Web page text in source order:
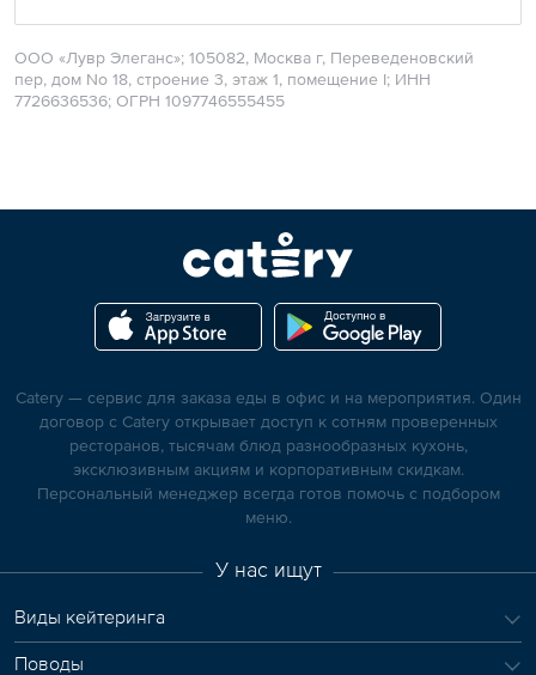
ООО «Лувр Элеганс»; 105082, Москва г, Переведеновский
пер, дом No 18, строение 3, этаж 1, помещение I; ИНН
7726636536; ОГРН 1097746555455
Catery — сервис для заказа еды в офис и на мероприятия. Один
договор с Catery открывает доступ к сотням проверенных
ресторанов, тысячам блюд разнообразных кухонь,
эксклюзивным акциям и корпоративным скидкам.
Персональный менеджер всегда готов помочь с подбором
меню.
У нас ищут
Виды кейтеринга
Поводы